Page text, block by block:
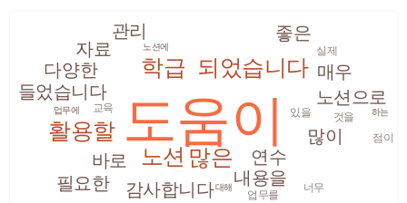
도움이
노션
되었습니다
학급
많은
활용할
연수
들었습니다
많이
내용을
노션으로
다양한
감사합니다
매우
바로
자료
좋은
필요한
관리
교육
것을
있을
실제
업무를
너무
점이
업무에
노션에
대해
하는